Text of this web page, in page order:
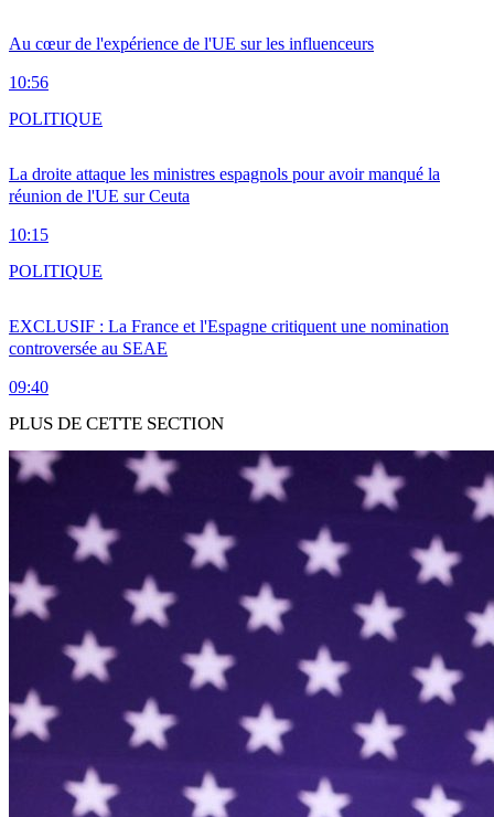
Au cœur de l'expérience de l'UE sur les influenceurs
10:56
La droite attaque les ministres espagnols pour avoir manqué la
réunion de l'UE sur Ceuta
10:15
POLITIQUE
EXCLUSIF : La France et l'Espagne critiquent une nomination
controversée au SEAE
09:40
POLITIQUE
PLUS DE CETTE SECTION